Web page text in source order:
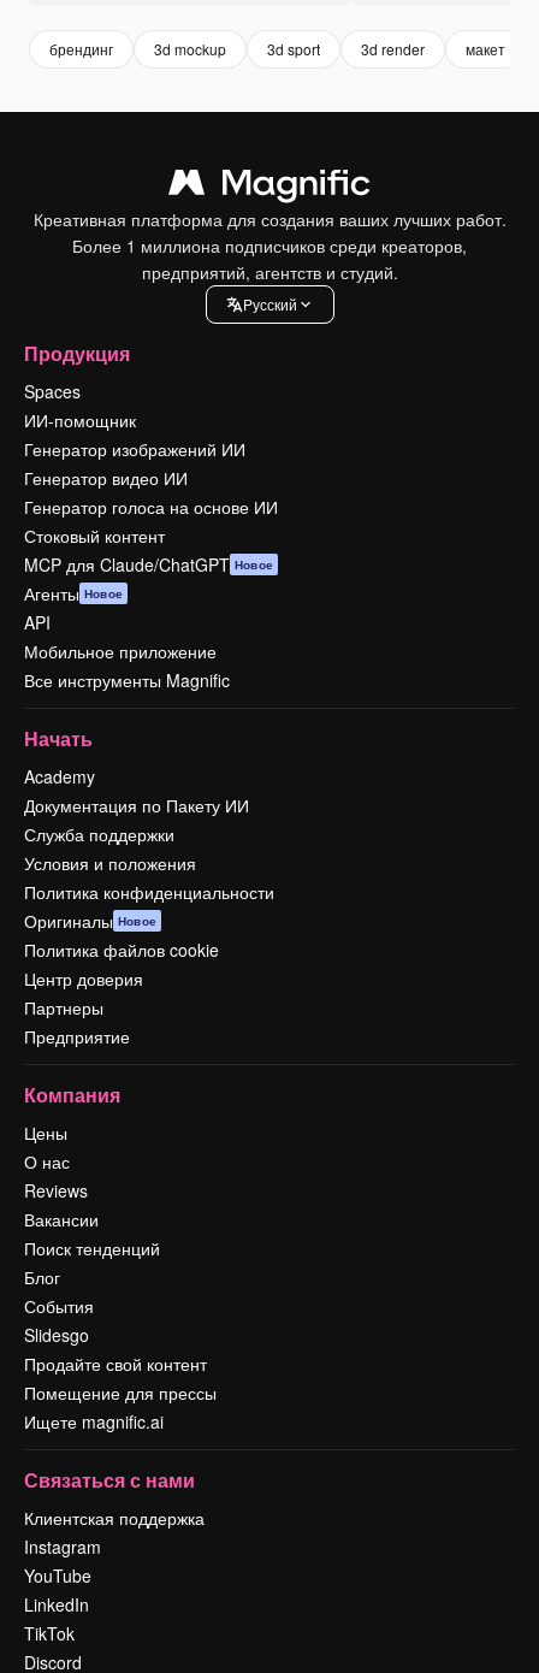
брендинг 3d mockup 3d sport 3d render макет
Креативная платформа для создания ваших лучших работ.
Более 1 миллиона подписчиков среди креаторов,
предприятий, агентств и студий.
Pусский
Продукция
Spaces
ИИ-помощник
Генератор изображений ИИ
Генератор видео ИИ
Генератор голоса на основе ИИ
Стоковый контент
MCP для Claude/ChatGPT Новое
Агенты Новое
API
Мобильное приложение
Все инструменты Magnific
Начать
Academy
Документация по Пакету ИИ
Служба поддержки
Условия и положения
Политика конфиденциальности
Оригиналы Новое
Политика файлов cookie
Центр доверия
Партнеры
Предприятие
Компания
Цены
О нас
Reviews
Вакансии
Поиск тенденций
Блог
События
Slidesgo
Продайте свой контент
Помещение для прессы
Ищете magnific.ai
Связаться с нами
Клиентская поддержка
Instagram
YouTube
LinkedIn
TikTok
Discord